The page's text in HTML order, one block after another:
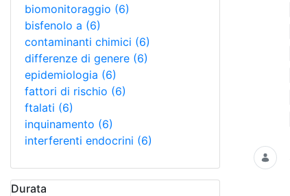
biomonitoraggio (6)
bisfenolo a (6)
contaminanti chimici (6)
differenze di genere (6)
epidemiologia (6)
fattori di rischio (6)
ftalati (6)
inquinamento (6)
interferenti endocrini (6)
Durata